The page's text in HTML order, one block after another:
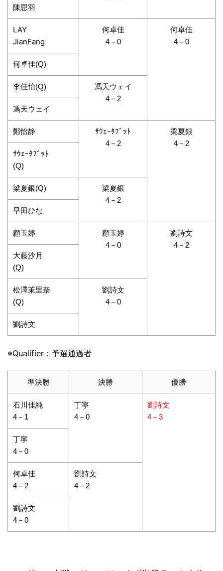
陳思羽
LAY
JianFang
何卓佳
4－0
何卓佳
4－0
何卓佳(Q)
李佳怡(Q)
馮天ウェイ
4－2
馮天ウェイ
鄭怡静
ｻｳｪｰﾀﾌﾞｯﾄ
4－2
梁夏銀
4－2
ｻｳｪｰﾀﾌﾞｯﾄ
(Q)
梁夏銀(Q)
梁夏銀
4－2
早田ひな
顧玉婷
顧玉婷
4－0
劉詩文
4－2
大藤沙月
(Q)
松澤茉里奈
(Q)
劉詩文
4－0
劉詩文
※Qualifier：予選通過者
準決勝 決勝 優勝
石川佳純
4－1
丁寧
4－0
劉詩文
4－3
丁寧
4－0
何卓佳
4－2
劉詩文
4－2
劉詩文
4－0